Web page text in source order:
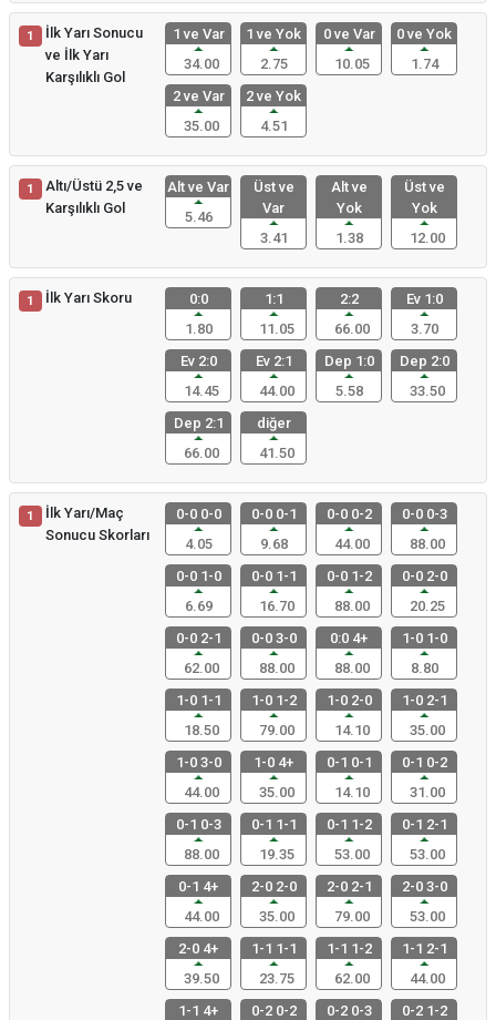
1
İlk Yarı Sonucu
ve İlk Yarı
Karşılıklı Gol
1 ve Var
34.00
1 ve Yok
2.75
0 ve Var
10.05
0 ve Yok
1.74
2 ve Var
35.00
2 ve Yok
4.51
1
Altı/Üstü 2,5 ve
Karşılıklı Gol
Alt ve Var
5.46
Üst ve
Var
3.41
Alt ve
Yok
1.38
Üst ve
Yok
12.00
1 İlk Yarı Skoru
0:0
1.80
1:1
11.05
2:2
66.00
Ev 1:0
3.70
Ev 2:0
14.45
Ev 2:1
44.00
Dep 1:0
5.58
Dep 2:0
33.50
Dep 2:1
66.00
diğer
41.50
1
İlk Yarı/Maç
Sonucu Skorları
0-0 0-0
4.05
0-0 0-1
9.68
0-0 0-2
44.00
0-0 0-3
88.00
0-0 1-0
6.69
0-0 1-1
16.70
0-0 1-2
88.00
0-0 2-0
20.25
0-0 2-1
62.00
0-0 3-0
88.00
0:0 4+
88.00
1-0 1-0
8.80
1-0 1-1
18.50
1-0 1-2
79.00
1-0 2-0
14.10
1-0 2-1
35.00
1-0 3-0
44.00
1-0 4+
35.00
0-1 0-1
14.10
0-1 0-2
31.00
0-1 0-3
88.00
0-1 1-1
19.35
0-1 1-2
53.00
0-1 2-1
53.00
0-1 4+
44.00
2-0 2-0
35.00
2-0 2-1
79.00
2-0 3-0
53.00
2-0 4+
39.50
1-1 1-1
23.75
1-1 1-2
62.00
1-1 2-1
44.00
1-1 4+
0-2 0-2
0-2 0-3
0-2 1-2